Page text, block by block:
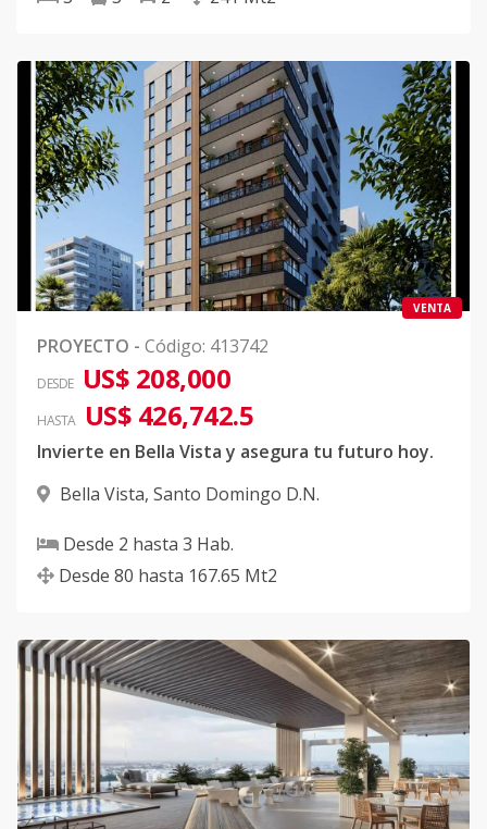
VENTA
PROYECTO - Código: 413742
DESDE US$ 208,000
HASTA US$ 426,742.5
Invierte en Bella Vista y asegura tu futuro hoy.
Bella Vista, Santo Domingo D.N.
Desde 2 hasta 3 Hab.
Desde 80 hasta 167.65 Mt2